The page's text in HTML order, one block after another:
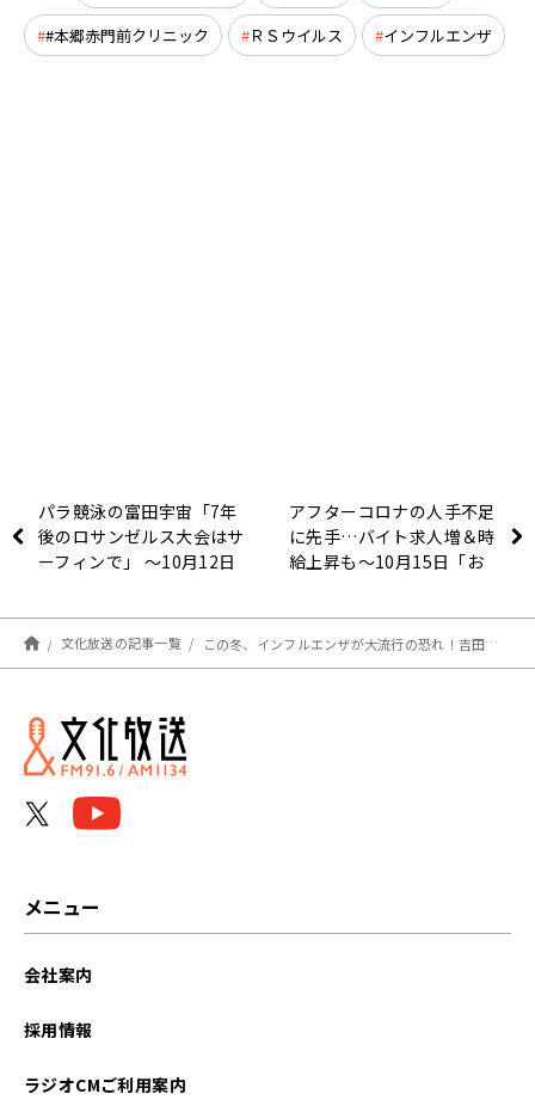
#本郷赤門前クリニック ＲＳウイルス インフルエンザ
パラ競泳の富田宇宙「7年
後のロサンゼルス大会はサ
ーフィンで」 ～10月12日
アフターコロナの人手不足
に先手…バイト求人増＆時
給上昇も～10月15日「お
文化放送の記事一覧 この冬、インフルエンザが大流行の恐れ！吉田たかよし医師が予防法を解説！～10月13日 ニュースワイドSAKIDORI!
メニュー
会社案内
採用情報
ラジオCMご利用案内